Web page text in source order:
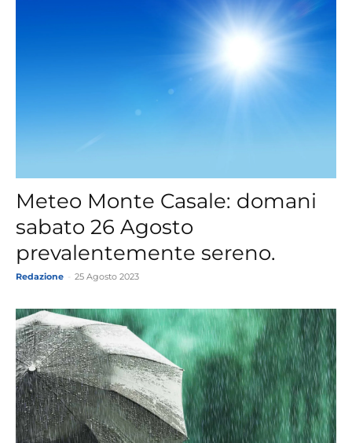
Meteo Monte Casale: domani
sabato 26 Agosto
prevalentemente sereno.
Redazione 25 Agosto 2023